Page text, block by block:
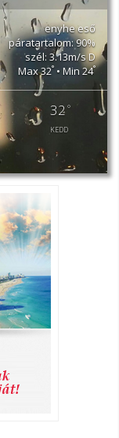
enyhe eső
páratartalom: 90%
szél: 3.13m/s D
Max 32° • Min 24°
32 °
KEDD